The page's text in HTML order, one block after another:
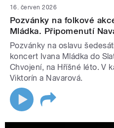
16. červen 2026
Pozvánky na folkové
Mládka. Připomenutí
Pozvánky na oslavu
koncert Ivana Mládka do
Chvojení, na Hříšné léto. V
Viktorín a Navarová.